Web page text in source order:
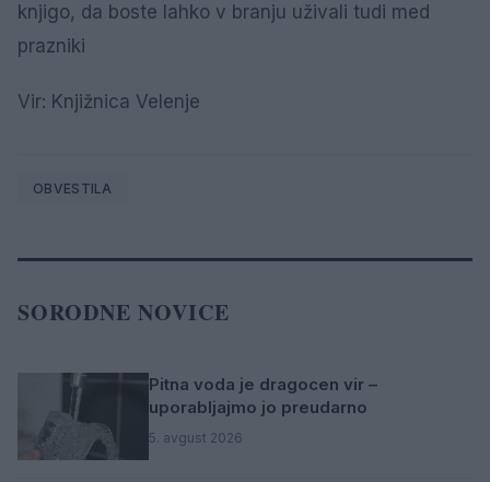
knjigo, da boste lahko v branju uživali tudi med
prazniki
Vir: Knjižnica Velenje
OBVESTILA
SORODNE NOVICE
Pitna voda je dragocen vir –
uporabljajmo jo preudarno
5. avgust 2026